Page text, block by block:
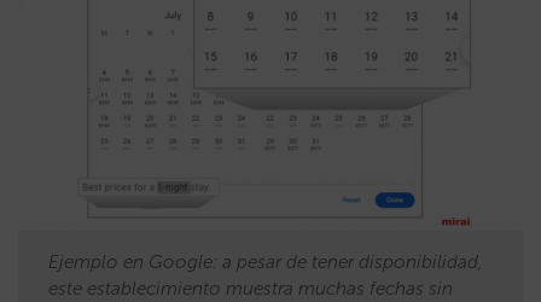
Ejemplo en Google: a pesar de tener disponibilidad,
este establecimiento muestra muchas fechas sin